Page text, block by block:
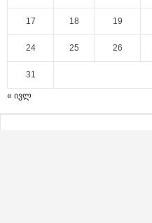
17 18 19
24 25 26
31
« ივლ